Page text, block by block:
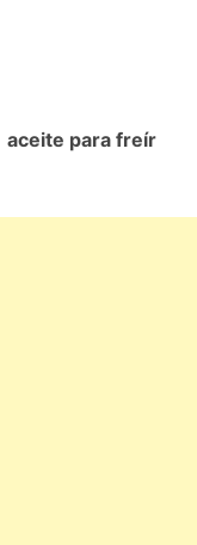
aceite para freír